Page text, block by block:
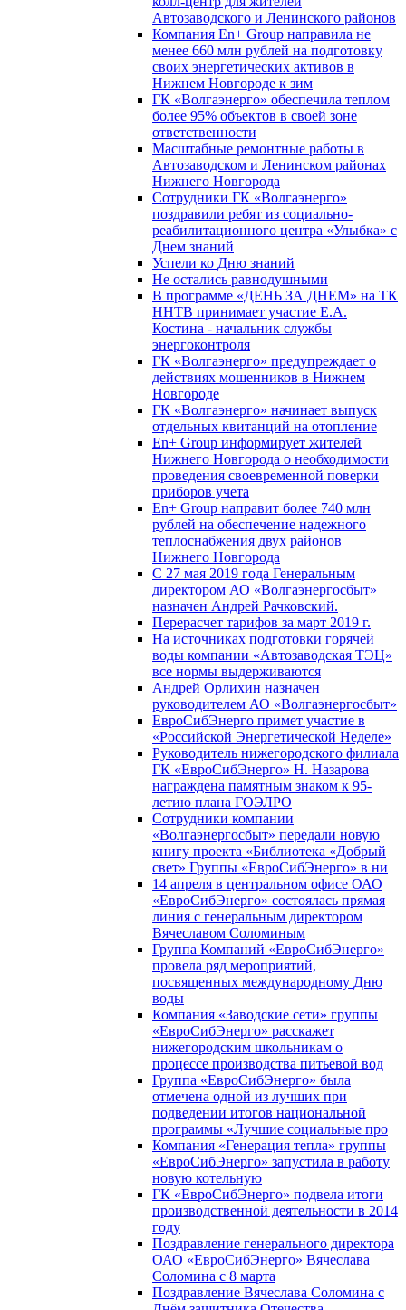
Автозаводского и Ленинского районов
Компания En+ Group направила не
менее 660 млн рублей на подготовку
своих энергетических активов в
Нижнем Новгороде к зим
ГК «Волгаэнерго» обеспечила теплом
более 95% объектов в своей зоне
ответственности
Масштабные ремонтные работы в
Автозаводском и Ленинском районах
Нижнего Новгорода
Сотрудники ГК «Волгаэнерго»
поздравили ребят из социально-
реабилитационного центра «Улыбка» с
Днем знаний
Успели ко Дню знаний
Не остались равнодушными
В программе «ДЕНЬ ЗА ДНЕМ» на ТК
ННТВ принимает участие Е.А.
Костина - начальник службы
энергоконтроля
ГК «Волгаэнерго» предупреждает о
действиях мошенников в Нижнем
Новгороде
ГК «Волгаэнерго» начинает выпуск
отдельных квитанций на отопление
En+ Group информирует жителей
Нижнего Новгорода о необходимости
проведения своевременной поверки
приборов учета
En+ Group направит более 740 млн
рублей на обеспечение надежного
теплоснабжения двух районов
Нижнего Новгорода
С 27 мая 2019 года Генеральным
директором АО «Волгаэнергосбыт»
назначен Андрей Рачковский.
Перерасчет тарифов за март 2019 г.
На источниках подготовки горячей
воды компании «Автозаводская ТЭЦ»
все нормы выдерживаются
Андрей Орлихин назначен
руководителем АО «Волгаэнергосбыт»
ЕвроСибЭнерго примет участие в
«Российской Энергетической Неделе»
Руководитель нижегородского филиала
ГК «ЕвроСибЭнерго» Н. Назарова
награждена памятным знаком к 95-
летию плана ГОЭЛРО
Сотрудники компании
«Волгаэнергосбыт» передали новую
книгу проекта «Библиотека «Добрый
свет» Группы «ЕвроСибЭнерго» в ни
14 апреля в центральном офисе ОАО
«ЕвроСибЭнерго» состоялась прямая
линия с генеральным директором
Вячеславом Соломиным
Группа Компаний «ЕвроСибЭнерго»
провела ряд мероприятий,
посвященных международному Дню
воды
Компания «Заводские сети» группы
«ЕвроСибЭнерго» расскажет
нижегородским школьникам о
процессе производства питьевой вод
Группа «ЕвроСибЭнерго» была
отмечена одной из лучших при
подведении итогов национальной
программы «Лучшие социальные про
Компания «Генерация тепла» группы
«ЕвроСибЭнерго» запустила в работу
новую котельную
ГК «ЕвроСибЭнерго» подвела итоги
производственной деятельности в 2014
году
Поздравление генерального директора
ОАО «ЕвроСибЭнерго» Вячеслава
Соломина с 8 марта
Поздравление Вячеслава Соломина с